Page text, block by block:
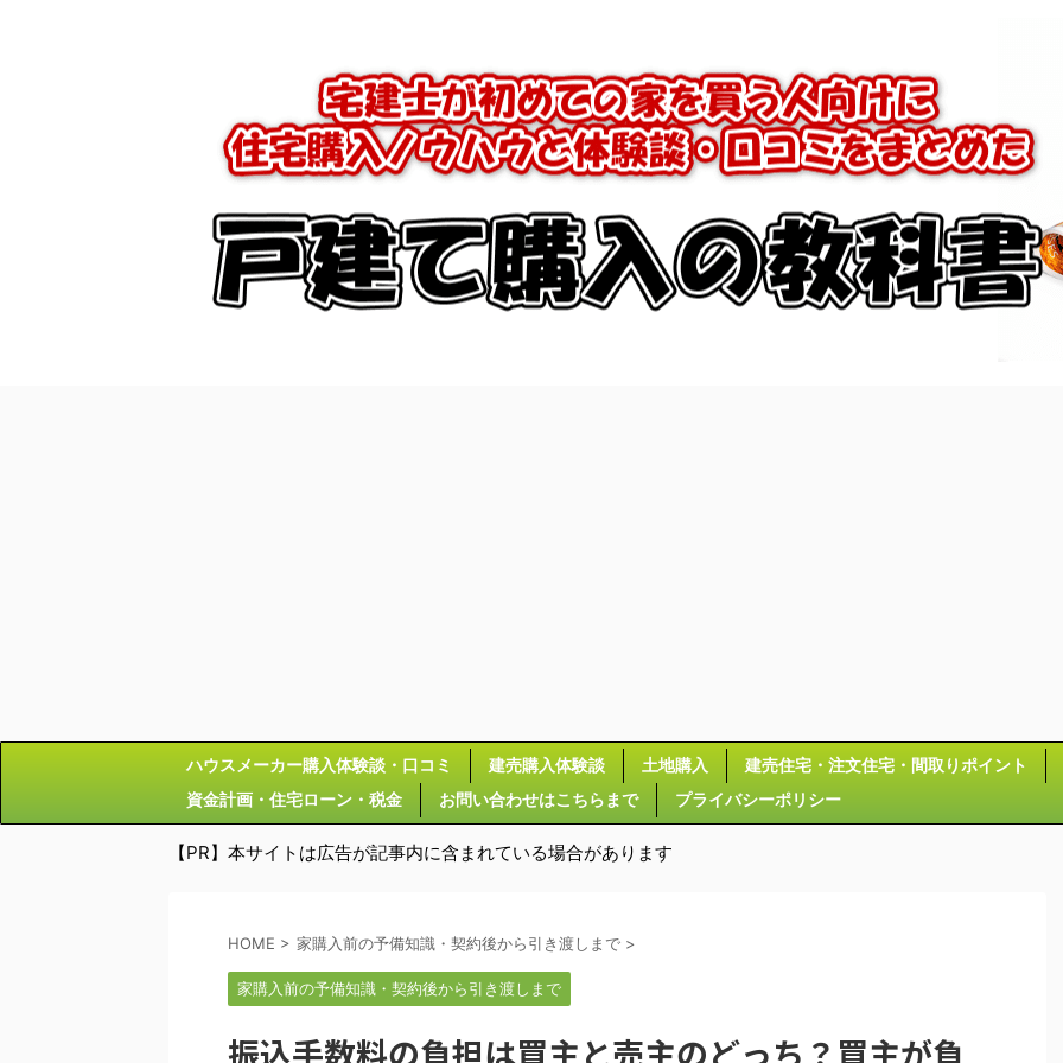
ハウスメーカー購入体験談・口コミ 建売購入体験談 土地購入 建売住宅・注文住宅・間取りポイント
資金計画・住宅ローン・税金
お問い合わせはこちらまで プライバシーポリシー
【PR】本サイトは広告が記事内に含まれている場合があります
HOME > 家購入前の予備知識・契約後から引き渡しまで >
家購入前の予備知識・契約後から引き渡しまで
振込手数料の負担は買主と売主のどっち？買主が負